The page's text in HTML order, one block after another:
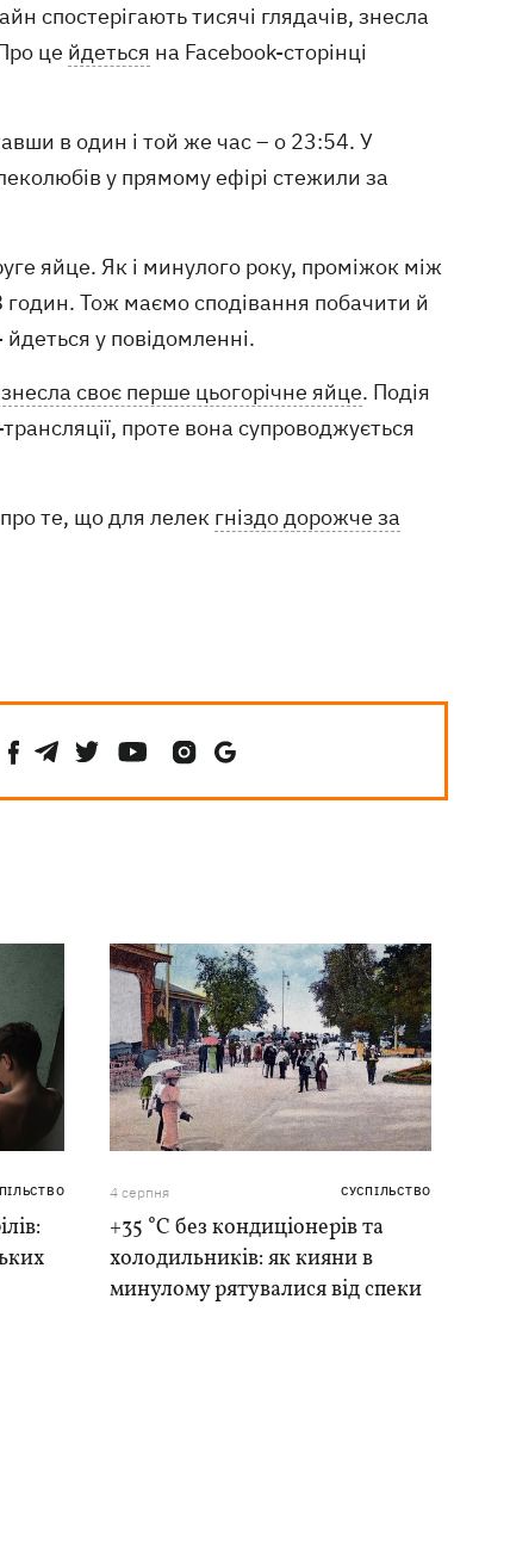
спостерігають тисячі глядачів, знесла
це йдеться на Facebook-сторінці
в один і той же час – о 23:54. У
у прямому ефірі стежили за
яйце. Як і минулого року, проміжок між
Тож маємо сподівання побачити й
у повідомленні.
знесла своє перше цьогорічне яйце. Подія
проте вона супроводжується
те, що для лелек гніздо дорожче за
4 серпня СУСПІЛЬСТВО
+35 °C без кондиціонерів та
холодильників: як кияни в
минулому рятувалися від спеки